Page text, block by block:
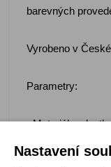
barevných
Vyrobeno v
Parametry:
- Materiál:
zelené, tm.
Nastavení